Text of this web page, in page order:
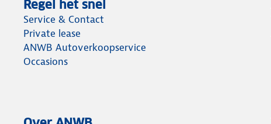
Regel het snel
Service & Contact
Private lease
ANWB Autoverkoopservice
Occasions